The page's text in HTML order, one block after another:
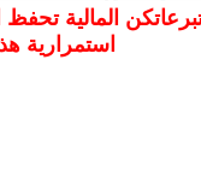
المالية
استمرارية